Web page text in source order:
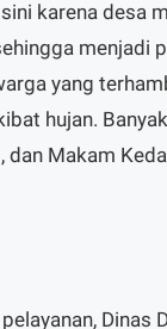
karena desa
menjadi
yang
hujan.
dan Makam
Dinas